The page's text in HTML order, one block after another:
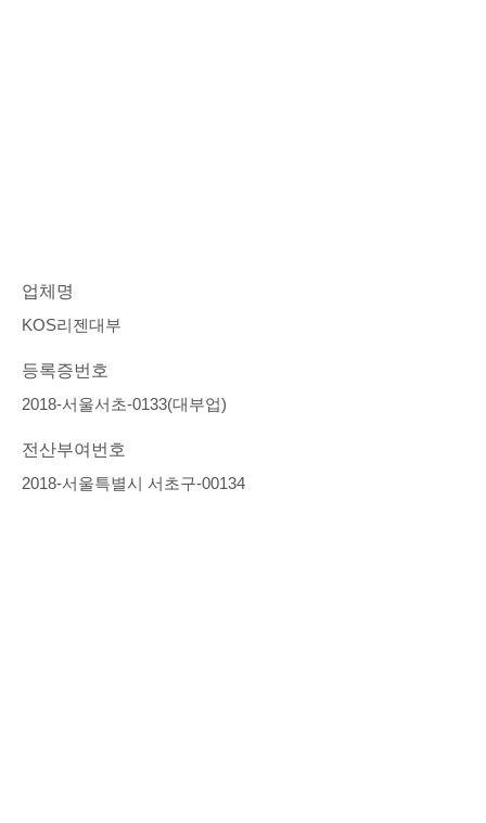
업체명
KOS리젠대부
등록증번호
2018-서울서초-0133(대부업)
전산부여번호
2018-서울특별시 서초구-00134